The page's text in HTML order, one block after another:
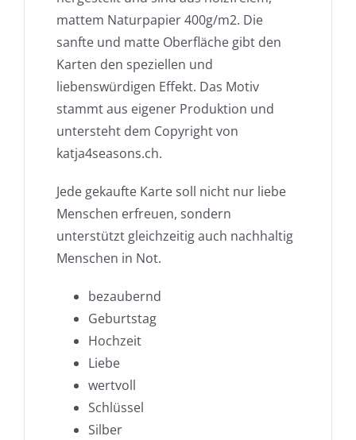
mattem Naturpapier 400g/m2. Die
sanfte und matte Oberfläche gibt den
Karten den speziellen und
liebenswürdigen Effekt. Das Motiv
stammt aus eigener Produktion und
untersteht dem Copyright von
katja4seasons.ch.
Jede gekaufte Karte soll nicht nur liebe
Menschen erfreuen, sondern
unterstützt gleichzeitig auch nachhaltig
Menschen in Not.
bezaubernd
Geburtstag
Hochzeit
Liebe
wertvoll
Schlüssel
Silber